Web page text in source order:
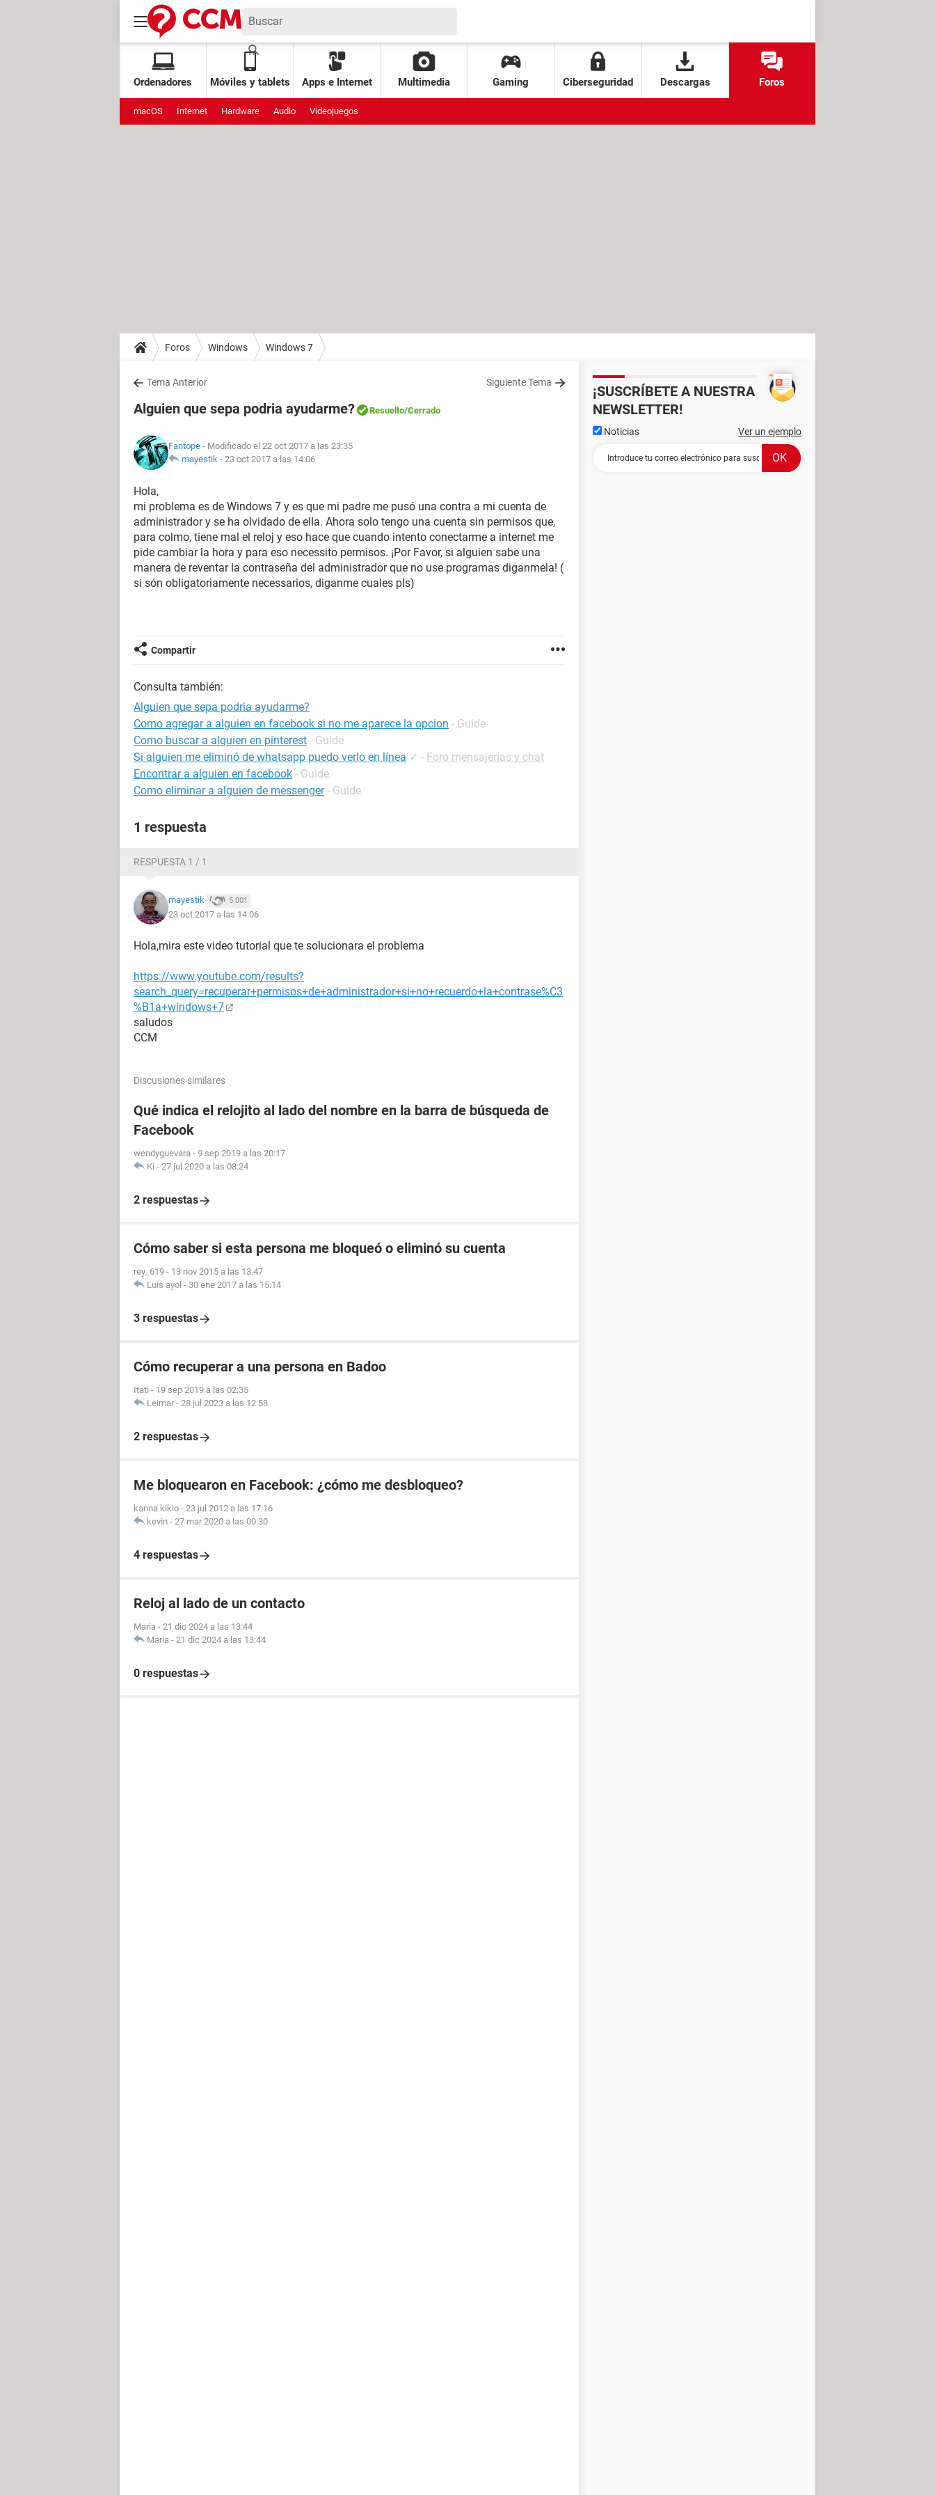
Ordenadores Móviles y tablets Apps e Internet Multimedia Gaming Ciberseguridad Descargas Foros
macOS Internet Hardware Audio Videojuegos
Foros Windows Windows 7
Tema Anterior Siguiente Tema
Alguien que sepa podria ayudarme? Resuelto/Cerrado
Fantope - Modificado el 22 oct 2017 a las 23:35
mayestik - 23 oct 2017 a las 14:06
Hola,
mi problema es de Windows 7 y es que mi padre me pusó una contra a mi cuenta de
administrador y se ha olvidado de ella. Ahora solo tengo una cuenta sin permisos que,
para colmo, tiene mal el reloj y eso hace que cuando intento conectarme a internet me
pide cambiar la hora y para eso necessito permisos. ¡Por Favor, si alguien sabe una
manera de reventar la contraseña del administrador que no use programas diganmela! (
si són obligatoriamente necessarios, diganme cuales pls)
Compartir
Consulta también:
Alguien que sepa podria ayudarme?
Como agregar a alguien en facebook si no me aparece la opcion - Guide
Como buscar a alguien en pinterest - Guide
Si alguien me eliminó de whatsapp puedo verlo en línea ✓ - Foro mensajerías y chat
Encontrar a alguien en facebook - Guide
Como eliminar a alguien de messenger - Guide
1 respuesta
RESPUESTA 1 / 1
mayestik 5.001
23 oct 2017 a las 14:06
Hola,mira este video tutorial que te solucionara el problema
https://www.youtube.com/results?
search_query=recuperar+permisos+de+administrador+si+no+recuerdo+la+contrase%C3
%B1a+windows+7
saludos
CCM
Discusiones similares
Qué indica el relojito al lado del nombre en la barra de búsqueda de
Facebook
wendyguevara - 9 sep 2019 a las 20:17
Ki - 27 jul 2020 a las 08:24
2 respuestas
Cómo saber si esta persona me bloqueó o eliminó su cuenta
rey_619 - 13 nov 2015 a las 13:47
Luis ayol - 30 ene 2017 a las 15:14
3 respuestas
Cómo recuperar a una persona en Badoo
Itati - 19 sep 2019 a las 02:35
Leimar - 28 jul 2023 a las 12:58
2 respuestas
Me bloquearon en Facebook: ¿cómo me desbloqueo?
kanna kikio - 23 jul 2012 a las 17:16
kevin - 27 mar 2020 a las 00:30
4 respuestas
Reloj al lado de un contacto
Maria - 21 dic 2024 a las 13:44
Maria - 21 dic 2024 a las 13:44
0 respuestas
¡SUSCRÍBETE A NUESTRA
NEWSLETTER!
Noticias Ver un ejemplo